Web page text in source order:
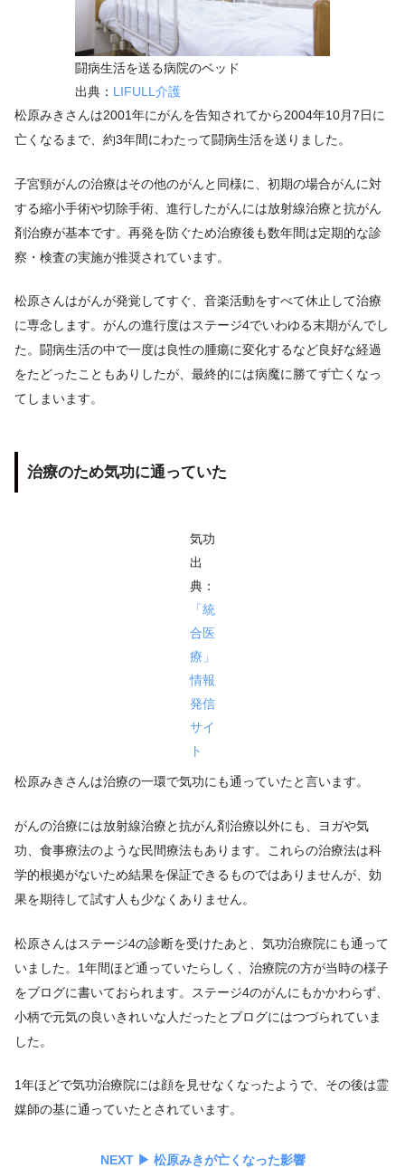
闘病生活を送る病院のベッド
出典： LIFULL介護
松原みきさんは2001年にがんを告知されてから2004年10月7日に
亡くなるまで、約3年間にわたって闘病生活を送りました。
子宮頸がんの治療はその他のがんと同様に、初期の場合がんに対
する縮小手術や切除手術、進行したがんには放射線治療と抗がん
剤治療が基本です。再発を防ぐため治療後も数年間は定期的な診
察・検査の実施が推奨されています。
松原さんはがんが発覚してすぐ、音楽活動をすべて休止して治療
に専念します。がんの進行度はステージ4でいわゆる末期がんでし
た。闘病生活の中で一度は良性の腫瘍に変化するなど良好な経過
をたどったこともありしたが、最終的には病魔に勝てず亡くなっ
てしまいます。
治療のため気功に通っていた
気功
出
典：
「統
合医
療」
情報
発信
サイ
ト
松原みきさんは治療の一環で気功にも通っていたと言います。
がんの治療には放射線治療と抗がん剤治療以外にも、ヨガや気
功、食事療法のような民間療法もあります。これらの治療法は科
学的根拠がないため結果を保証できるものではありませんが、効
果を期待して試す人も少なくありません。
松原さんはステージ4の診断を受けたあと、気功治療院にも通って
いました。1年間ほど通っていたらしく、治療院の方が当時の様子
をブログに書いておられます。ステージ4のがんにもかかわらず、
小柄で元気の良いきれいな人だったとブログにはつづられていま
した。
1年ほどで気功治療院には顔を見せなくなったようで、その後は霊
媒師の基に通っていたとされています。
NEXT ▶︎ 松原みきが亡くなった影響